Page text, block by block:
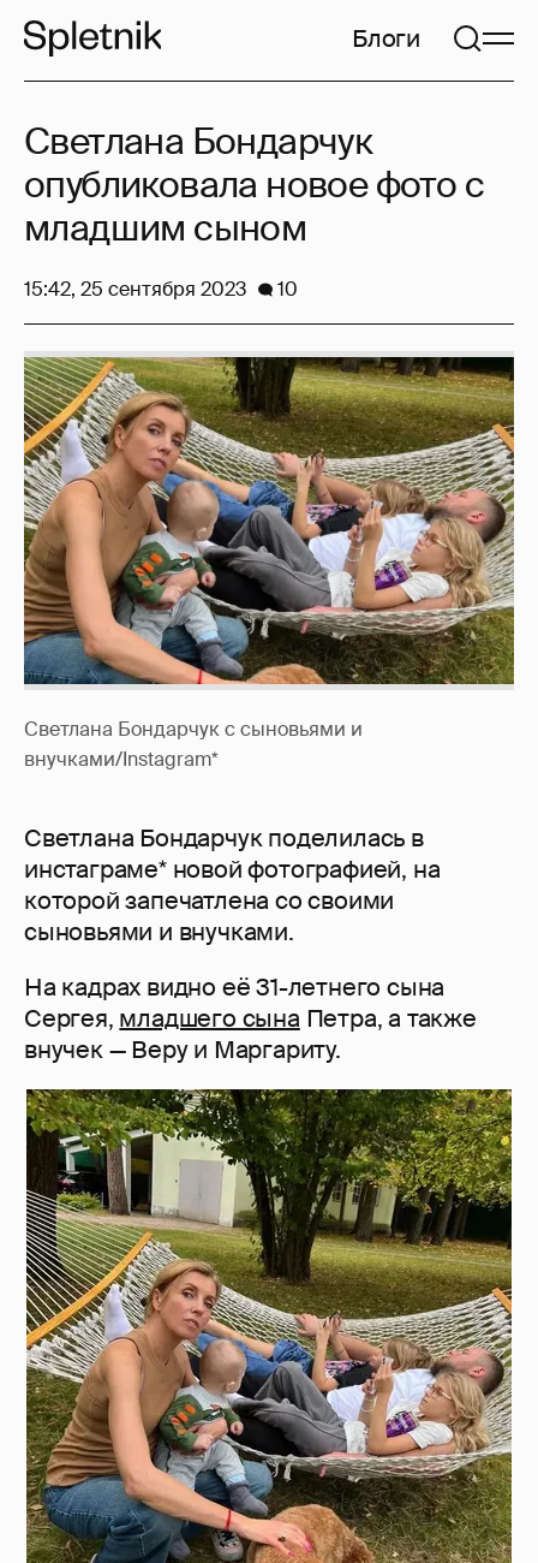
Блоги
Светлана Бондарчук с сыновьями и
внучками/Instagram*
Светлана Бондарчук поделилась в
инстаграме* новой фотографией, на
которой запечатлена со своими
сыновьями и внучками.
На кадрах видно её 31-летнего сына
Сергея, младшего сына Петра, а также
внучек — Веру и Маргариту.
Светлана Бондарчук
опубликовала новое фото с
младшим сыном
15:42, 25 сентября 2023 10